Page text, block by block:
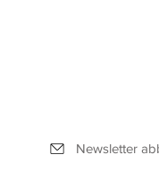
Newsletter